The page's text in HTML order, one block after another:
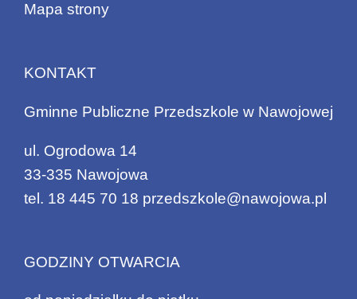
Mapa strony
KONTAKT
Gminne Publiczne Przedszkole w Nawojowej
ul. Ogrodowa 14
33-335 Nawojowa
tel. 18 445 70 18 przedszkole@nawojowa.pl
GODZINY OTWARCIA